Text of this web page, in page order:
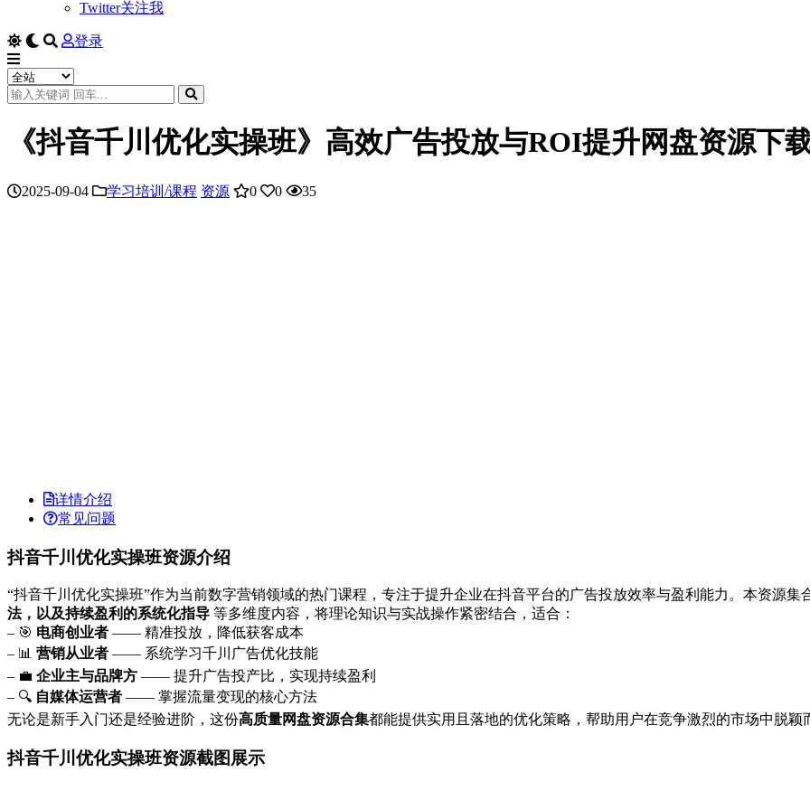
Twitter关注我
登录
《抖音千川优化实操班》高效广告投放与ROI提升网盘资源下
2025-09-04 学习培训/课程 资源 0 0 35
详情介绍
常见问题
抖音千川优化实操班资源介绍
“抖音千川优化实操班”作为当前数字营销领域的热门课程，专注于提升企业在抖音平台的广告投放效率与盈利能力。本资源集
法，以及持续盈利的系统化指导 等多维度内容，将理论知识与实战操作紧密结合，适合：
– 🎯 电商创业者 —— 精准投放，降低获客成本
– 📊 营销从业者 —— 系统学习千川广告优化技能
– 💼 企业主与品牌方 —— 提升广告投产比，实现持续盈利
– 🔍 自媒体运营者 —— 掌握流量变现的核心方法
无论是新手入门还是经验进阶，这份高质量网盘资源合集都能提供实用且落地的优化策略，帮助用户在竞争激烈的市场中脱颖
抖音千川优化实操班资源截图展示